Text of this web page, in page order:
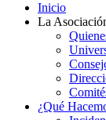
Inicio
La
¿Qué